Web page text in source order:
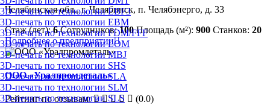
3D-печать по технологии EBF3
3D-печать по технологии EBM
3D-печать по технологии FDM/FFF
3D-печать по технологии LOM
3D-печать по технологии MBJ
3D-печать по технологии SHS
3D-печать по технологии SLA
3D-печать по технологии SLM
3D-печать по технологии SLS
Челябинская обл., г. Челябинск, п. Челябэнерго, д. 33
Стаж (лет):6 Сотрудников:100 Площадь (м²): 900 Станков: 20
Подробнее о предприятии
ООО «Уралпромдеталь»
Рейтинг по отзывам:
(0.0)